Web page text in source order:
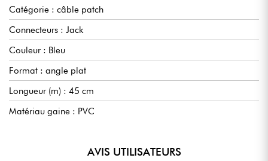
Catégorie : câble patch
Connecteurs : Jack
Couleur : Bleu
Format : angle plat
Longueur (m) : 45 cm
Matériau gaine : PVC
AVIS UTILISATEURS